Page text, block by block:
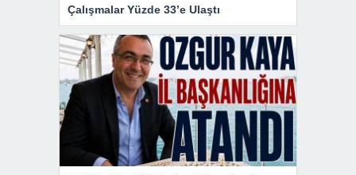
Çalışmalar Yüzde 33’e Ulaştı